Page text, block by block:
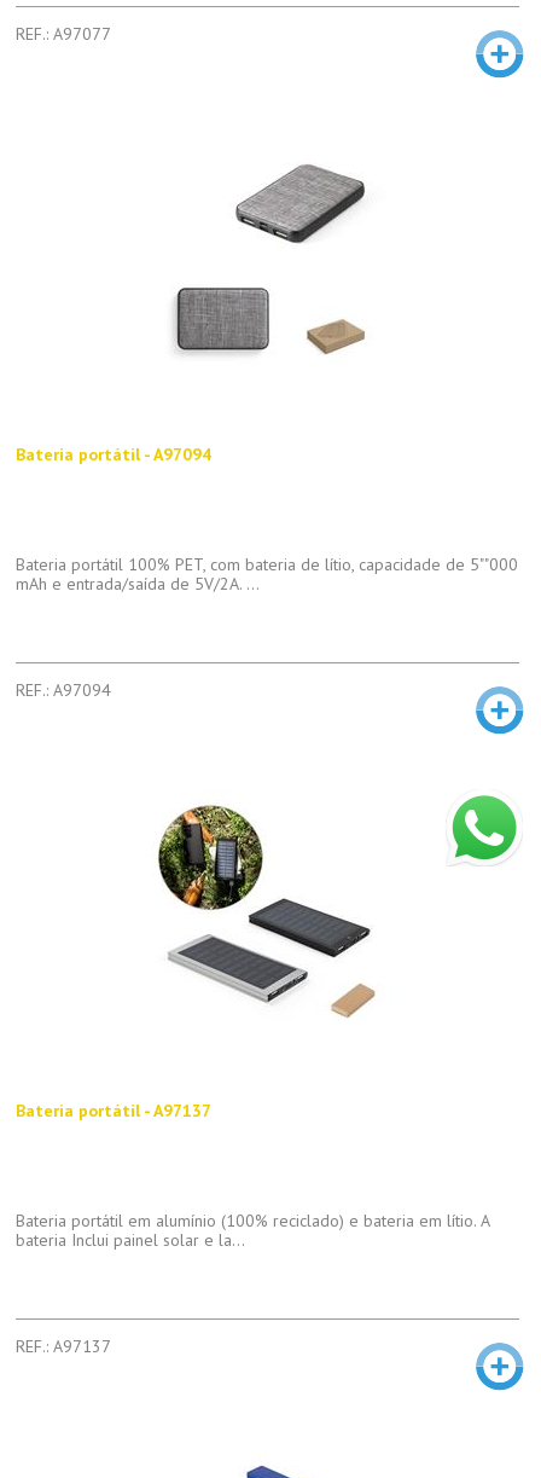
REF.: A97077
Bateria portátil - A97094
Bateria portátil 100% PET, com bateria de lítio, capacidade de 5""000
mAh e entrada/saída de 5V/2A. ...
REF.: A97094
Bateria portátil - A97137
Bateria portátil em alumínio (100% reciclado) e bateria em lítio. A
bateria Inclui painel solar e la...
REF.: A97137